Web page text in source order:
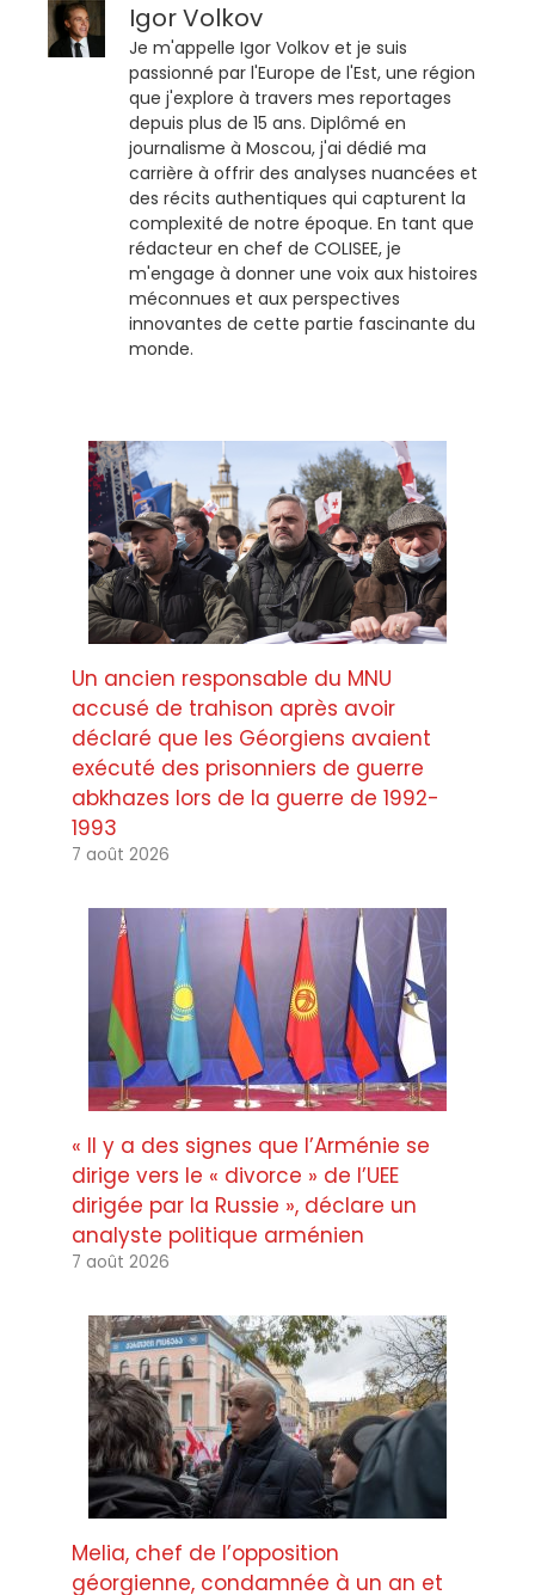
Igor Volkov
Je m'appelle Igor Volkov et je suis
passionné par l'Europe de l'Est, une région
que j'explore à travers mes reportages
depuis plus de 15 ans. Diplômé en
journalisme à Moscou, j'ai dédié ma
carrière à offrir des analyses nuancées et
des récits authentiques qui capturent la
complexité de notre époque. En tant que
rédacteur en chef de COLISEE, je
m'engage à donner une voix aux histoires
méconnues et aux perspectives
innovantes de cette partie fascinante du
monde.
Un ancien responsable du MNU
accusé de trahison après avoir
déclaré que les Géorgiens avaient
exécuté des prisonniers de guerre
abkhazes lors de la guerre de 1992-
1993
7 août 2026
« Il y a des signes que l’Arménie se
dirige vers le « divorce » de l’UEE
dirigée par la Russie », déclare un
analyste politique arménien
7 août 2026
Melia, chef de l’opposition
géorgienne, condamnée à un an et